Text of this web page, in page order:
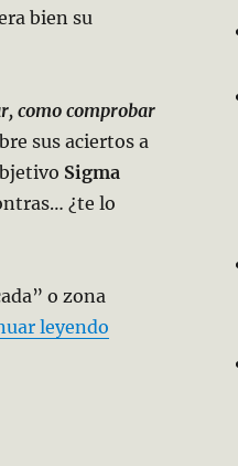
bien su
como comprobar
sus aciertos a
Sigma
¿te lo
o zona
leyendo«Enfoques y